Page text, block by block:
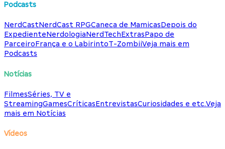
Podcasts
NerdCastNerdCast RPGCaneca de MamicasDepois do
ExpedienteNerdologiaNerdTechExtrasPapo de
ParceiroFrança e o LabirintoT-ZombiiVeja mais em
Podcasts
Notícias
FilmesSéries, TV e
StreamingGamesCríticasEntrevistasCuriosidades e etc.Veja
mais em Notícias
Vídeos